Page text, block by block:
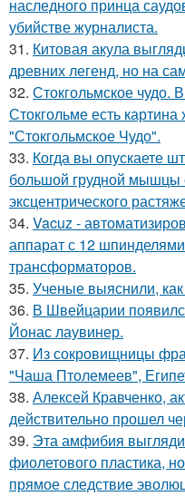
наследного принца
убийстве журналиста.
31. Китовая акула
древних легенд, но на
32. Стокгольмское чудо.
Стокгольме есть
"Стокгольмское Чудо".
33. Когда вы опускаете
большой грудной мышцы
эксцентрического
34. Vacuz -
аппарат с 12
трансформаторов.
35. Ученые выяснили,
36. В Швейцарии
Йонас лаувинер.
37. Из сокровищницы
"Чаша Птолемеев",
38. Алексей Кравченко,
действительно прошел
39. Эта амфибия
фиолетового пластика,
прямое следствие